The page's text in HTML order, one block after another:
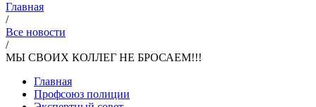
Главная
/
Все новости
/
МЫ СВОИХ КОЛЛЕГ НЕ БРОСАЕМ!!!
Главная
Профсоюз полиции